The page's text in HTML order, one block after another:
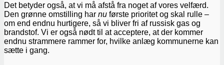
Det betyder også, at vi må afstå fra noget af vores velfærd.
Den grønne omstilling har nu første prioritet og skal rulle –
om end endnu hurtigere, så vi bliver fri af russisk gas og
brandstof. Vi er også nødt til at acceptere, at der kommer
endnu strammere rammer for, hvilke anlæg kommunerne kan
sætte i gang.